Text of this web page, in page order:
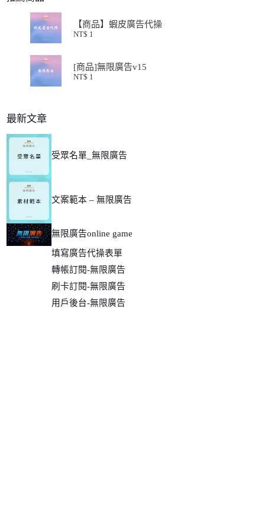
【商品】蝦皮廣告代操
NT$ 1
[商品]無限廣告v15
NT$ 1
最新文章
受眾名單_無限廣告
文案範本 – 無限廣告
無限廣告online game
填寫廣告代操表單
轉帳訂閱-無限廣告
刷卡訂閱-無限廣告
用戶後台-無限廣告